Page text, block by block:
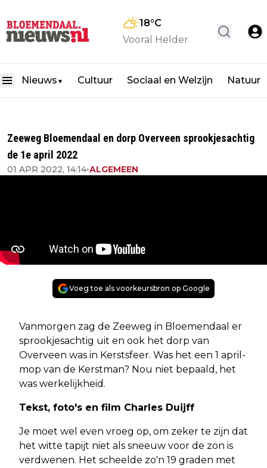
18°C
Vooral Helder
Nieuws ▼ Cultuur Sociaal en Welzijn Natuur
Zeeweg Bloemendaal en dorp Overveen sprookjesachtig
de 1e april 2022
01 APR 2022, 14:14•ALGEMEEN
Voeg toe als voorkeursbron op Google
Vanmorgen zag de Zeeweg in Bloemendaal er
sprookjesachtig uit en ook het dorp van
Overveen was in Kerstsfeer. Was het een 1 april-
mop van de Kerstman? Nou niet bepaald, het
was werkelijkheid.
Tekst, foto's en film Charles Duijff
Je moet wel even vroeg op, om zeker te zijn dat
het witte tapijt niet als sneeuw voor de zon is
verdwenen. Het scheelde zo'n 19 graden met